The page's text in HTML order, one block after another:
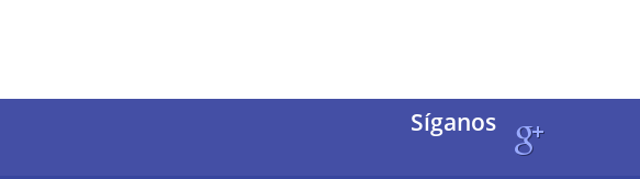
Síganos